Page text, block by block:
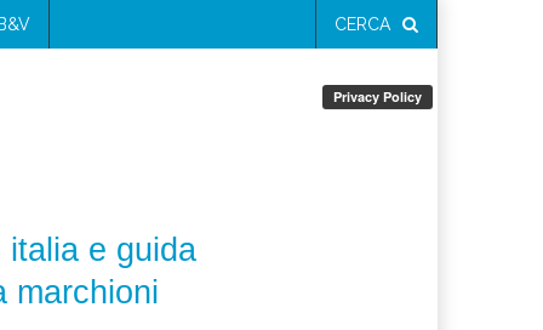
CERCA
italia e guida
marchioni